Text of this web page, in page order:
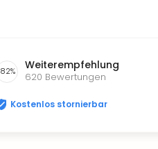
82% Weiterempfehlung
620 Bewertungen
Kostenlos stornierbar